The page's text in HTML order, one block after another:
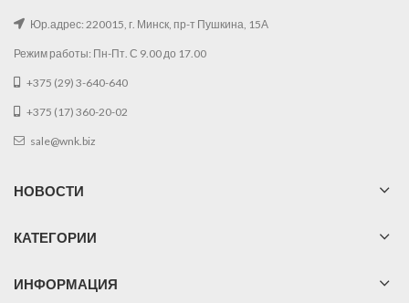
Юр.адрес: 220015, г. Минск, пр-т Пушкина, 15А
Режим работы: Пн-Пт. С 9.00 до 17.00
+375 (29) 3-640-640
+375 (17) 360-20-02
sale@wnk.biz
НОВОСТИ
КАТЕГОРИИ
ИНФОРМАЦИЯ